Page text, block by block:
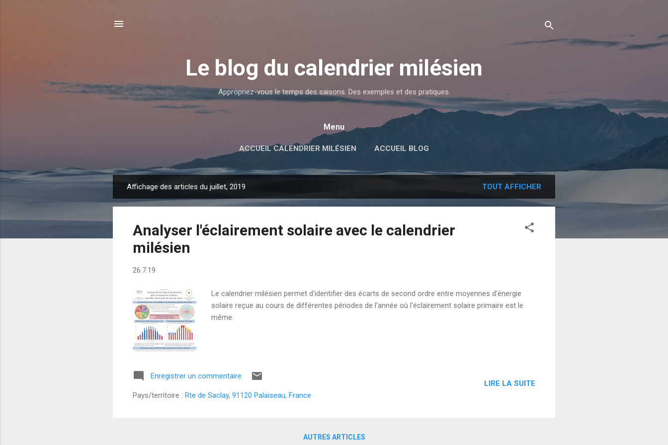
Le blog du calendrier milésien
Appropriez-vous le temps des saisons. Des exemples et des pratiques.
Menu
ACCUEIL CALENDRIER MILÉSIEN ACCUEIL BLOG
r
Affichage des articles du juillet, 2019 TOUT AFFICHER
Analyser l'éclairement solaire avec le calendrier
milésien
26.7.19
Le calendrier milésien permet d'identifier des écarts de second ordre entre moyennes d'énergie
solaire reçue au cours de différentes périodes de l'année où l'éclairement solaire primaire est le
même.
Enregistrer un commentaire
Pays/territoire : Rte de Saclay, 91120 Palaiseau, France
LIRE LA SUITE
AUTRES ARTICLES